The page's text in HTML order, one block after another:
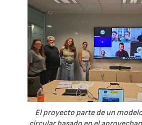
El proyecto parte de un